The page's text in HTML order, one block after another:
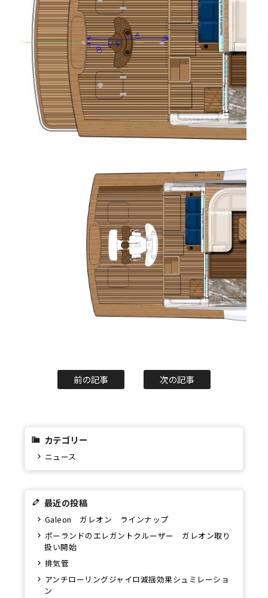
前の記事 次の記事
カテゴリー
ニュース
最近の投稿
Galeon ガレオン ラインナップ
ポーランドのエレガントクルーザー ガレオン取り
扱い開始
排気管
アンチローリングジャイロ減揺効果シュミレーショ
ン